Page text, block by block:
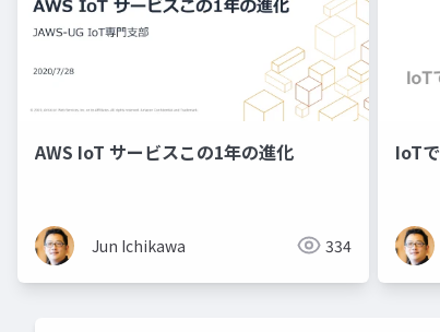
AWS IoT サービスこの1年の進化
Jun Ichikawa 334
IoT